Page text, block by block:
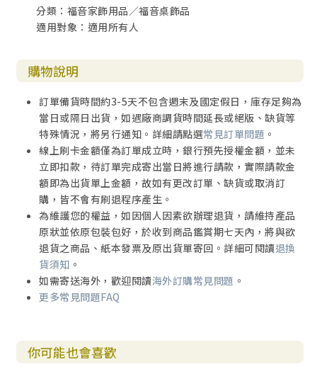
分類：福音家飾用品／福音桌飾品
適用對象：適用所有人
購物說明
訂單備貨時間約3-5天不包含週末及國定假日，庫存足夠為
當日或隔日出貨，如遇廠商調貨時間延長或絕版、缺貨等
特殊情況，將另行通知。詳細請點選常見訂單問題 。
線上刷卡金額僅為訂單成立時，銀行預先授權金額，並未
立即扣款，待訂單完成寄出當日將進行請款，實際請款金
額即為出貨單上金額，故如有更改訂單、缺貨或取消訂
購，皆不會有刷退程序產生。
為維護您的權益，如因個人因素欲辦理退貨，請維持產品
原狀並依原包裝包好，於收到商品鑑賞期七天內，將與欲
退貨之商品、紙本發票及原出貨單寄回。詳細可閱讀退換
貨須知 。
如需寄送海外，歡迎閱讀海外訂購常見問題 。
更多常見問題FAQ
你可能也會喜歡